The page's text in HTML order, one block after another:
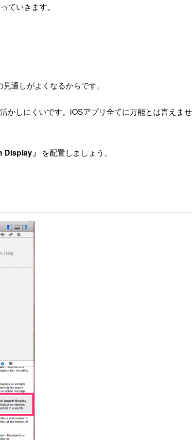
ていきます。
通しがよくなるからです。
しにくいです。iOSアプリ全てに万能とは言えま
Display」 を配置しましょう。